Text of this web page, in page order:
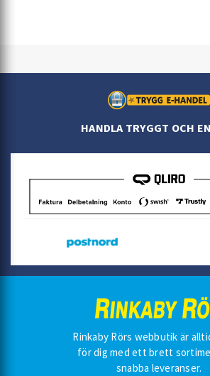
HANDLA TRYGGT OCH
Rinkaby Rörs webbutik är
för dig med ett brett
snabba leveranser.